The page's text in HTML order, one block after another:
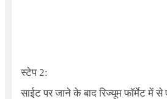
स्टेप 2:
साईट पर जाने के बाद रिज्यूम फॉर्मेट में